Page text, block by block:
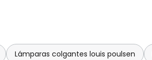
Lámparas colgantes louis poulsen